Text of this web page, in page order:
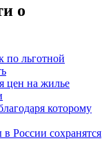
о
по льготной
цен на жилье
которому
России сохранятся